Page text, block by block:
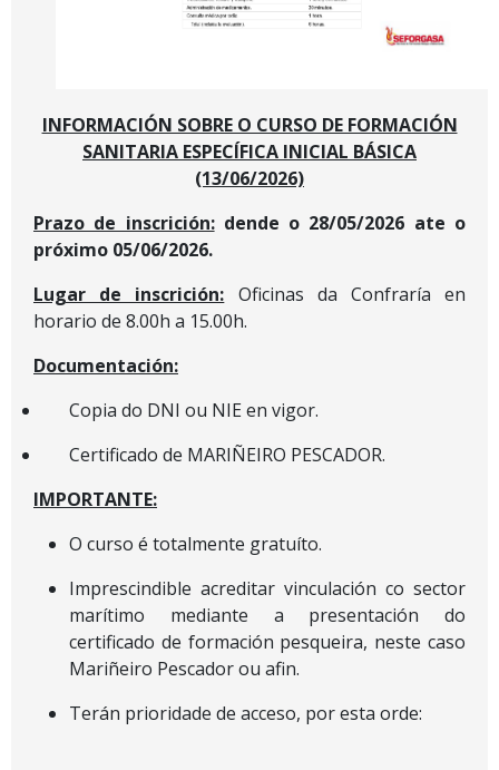
INFORMACIÓN SOBRE O CURSO DE FORMACIÓN
SANITARIA ESPECÍFICA INICIAL BÁSICA
(13/06/2026)
Prazo de inscrición:dende o 28/05/2026 ate o
próximo 05/06/2026.
Lugar de inscrición: Oficinas da Confraría en
horario de 8.00h a 15.00h.
Documentación:
Copia do DNI ou NIE en vigor.
Certificado de MARIÑEIRO PESCADOR.
IMPORTANTE:
O curso é totalmente gratuíto.
Imprescindible acreditar vinculación co sector
marítimo mediante a presentación do
certificado de formación pesqueira, neste caso
Mariñeiro Pescador ou afin.
Terán prioridade de acceso, por esta orde: